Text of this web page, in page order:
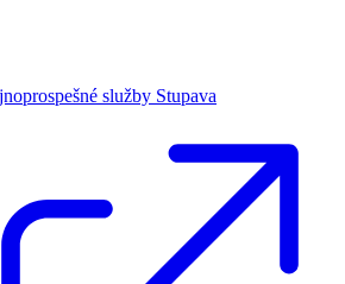
služby Stupava